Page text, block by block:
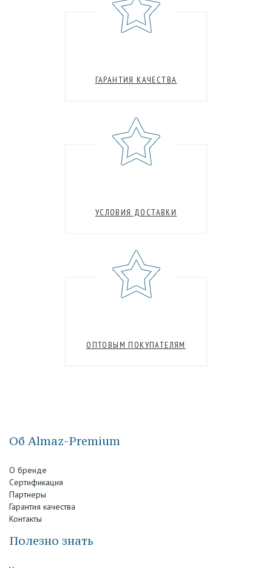
ГАРАНТИЯ КАЧЕСТВА
УСЛОВИЯ ДОСТАВКИ
ОПТОВЫМ ПОКУПАТЕЛЯМ
Об Almaz-Premium
О бренде
Сертификация
Партнеры
Гарантия качества
Контакты
Полезно знать